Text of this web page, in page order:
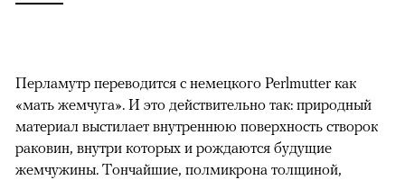
Перламутр переводится с немецкого Perlmutter как
«мать жемчуга». И это действительно так: природный
материал выстилает внутреннюю поверхность створок
раковин, внутри которых и рождаются будущие
жемчужины. Тончайшие, полмикрона толщиной,